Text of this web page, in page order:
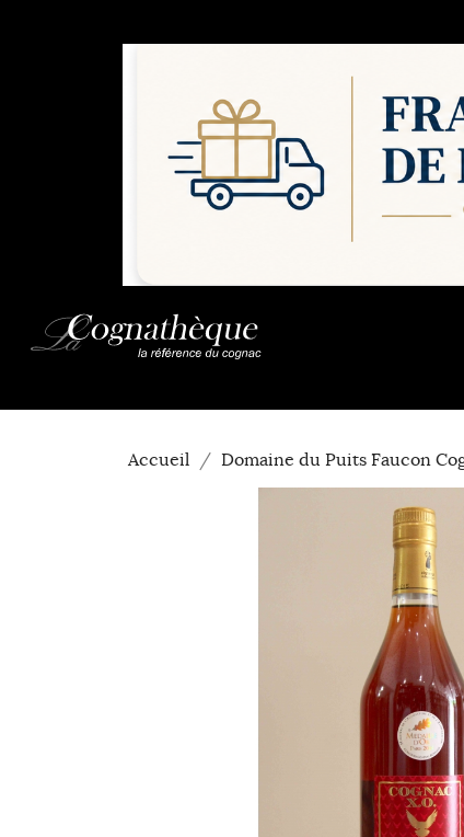
Accueil Domaine du Puits Faucon